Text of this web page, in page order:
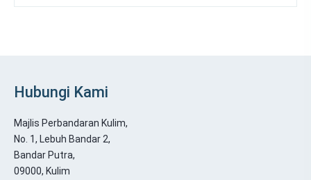
Hubungi Kami
Majlis Perbandaran Kulim,
No. 1, Lebuh Bandar 2,
Bandar Putra,
09000, Kulim